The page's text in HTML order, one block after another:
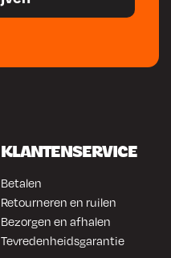
KLANTENSERVICE
Betalen
Retourneren en ruilen
Bezorgen en afhalen
Tevredenheidsgarantie